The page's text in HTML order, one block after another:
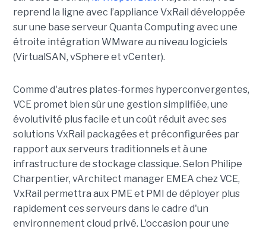
reprend la ligne avec l’appliance VxRail développée
sur une base serveur Quanta Computing avec une
étroite intégration WMware au niveau logiciels
(VirtualSAN, vSphere et vCenter).
Comme d'autres plates-formes hyperconvergentes,
VCE promet bien sûr une gestion simplifiée, une
évolutivité plus facile et un coût réduit avec ses
solutions VxRail packagées et préconfigurées par
rapport aux serveurs traditionnels et à une
infrastructure de stockage classique. Selon Philipe
Charpentier, vArchitect manager EMEA chez VCE,
VxRail permettra aux PME et PMI de déployer plus
rapidement ces serveurs dans le cadre d'un
environnement cloud privé. L'occasion pour une